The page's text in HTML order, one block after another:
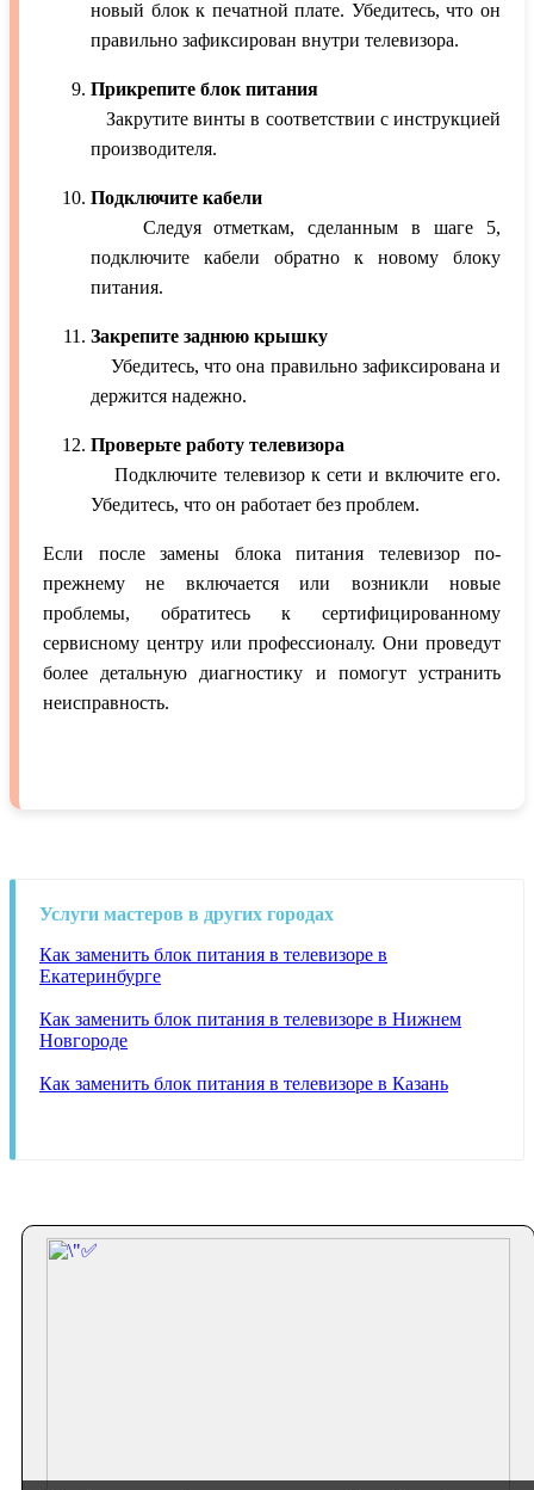
новый блок к печатной плате. Убедитесь, что он
правильно зафиксирован внутри телевизора.
Прикрепите блок питания
Закрутите винты в соответствии с инструкцией
производителя.
Подключите кабели
Следуя отметкам, сделанным в шаге 5,
подключите кабели обратно к новому блоку
питания.
Закрепите заднюю крышку
Убедитесь, что она правильно зафиксирована и
держится надежно.
Проверьте работу телевизора
Подключите телевизор к сети и включите его.
Убедитесь, что он работает без проблем.
Если после замены блока питания телевизор по-
прежнему не включается или возникли новые
проблемы, обратитесь к сертифицированному
сервисному центру или профессионалу. Они проведут
более детальную диагностику и помогут устранить
неисправность.
Услуги мастеров в других городах
Как заменить блок питания в телевизоре в
Екатеринбурге
Как заменить блок питания в телевизоре в Нижнем
Новгороде
Как заменить блок питания в телевизоре в Казань